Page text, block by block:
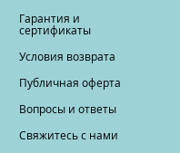
Гарантия и
сертификаты
Условия возврата
Публичная оферта
Вопросы и ответы
Свяжитесь с нами